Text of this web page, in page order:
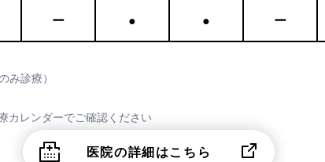
ー ● ● ー
診療）
カレンダーでご確認ください
医院の詳細はこちら